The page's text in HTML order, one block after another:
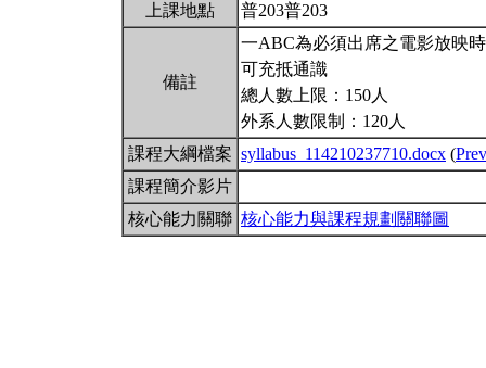
上課地點
普203普203
備註
一ABC為必須出席之電影放映
可充抵通識
總人數上限：150人
外系人數限制：120人
課程大綱檔案 syllabus_114210237710.docx (
課程簡介影片
核心能力關聯 核心能力與課程規劃關聯圖